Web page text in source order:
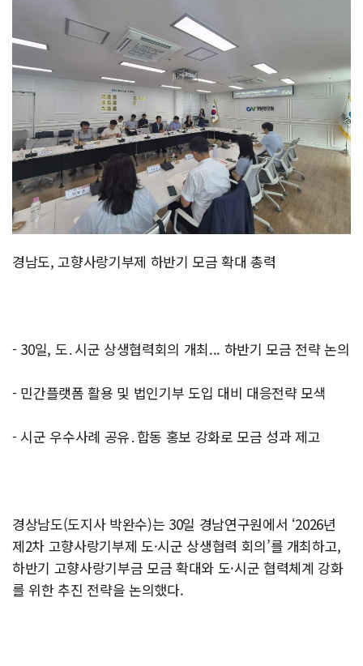
경남도, 고향사랑기부제 하반기 모금 확대 총력
- 30일, 도․시군 상생협력회의 개최... 하반기 모금 전략 논의
- 민간플랫폼 활용 및 법인기부 도입 대비 대응전략 모색
- 시군 우수사례 공유․합동 홍보 강화로 모금 성과 제고
경상남도(도지사 박완수)는 30일 경남연구원에서 ‘2026년
제2차 고향사랑기부제 도·시군 상생협력 회의’를 개최하고,
하반기 고향사랑기부금 모금 확대와 도·시군 협력체계 강화
를 위한 추진 전략을 논의했다.